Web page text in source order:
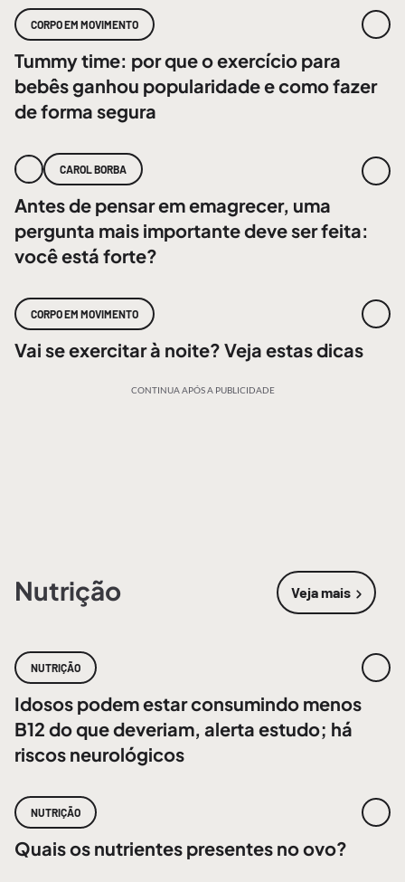
CORPO EM MOVIMENTO
Tummy time: por que o exercício para
bebês ganhou popularidade e como fazer
de forma segura
CAROL BORBA
Antes de pensar em emagrecer, uma
pergunta mais importante deve ser feita:
você está forte?
CORPO EM MOVIMENTO
Vai se exercitar à noite? Veja estas dicas
CONTINUA APÓS A PUBLICIDADE
Nutrição Veja mais
sobre
NUTRIÇÃO
Idosos podem estar consumindo menos
B12 do que deveriam, alerta estudo; há
riscos neurológicos
NUTRIÇÃO
Quais os nutrientes presentes no ovo?